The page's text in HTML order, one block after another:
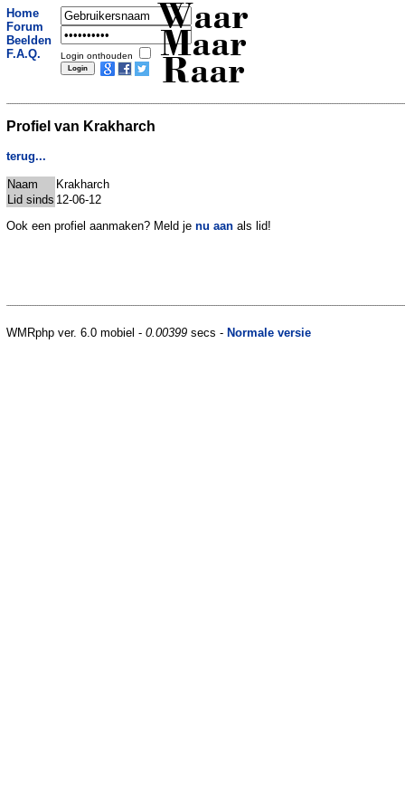
Home
Forum
Beelden
F.A.Q.
Login onthouden
Waar
Maar
Raar
Profiel van Krakharch
terug...
Naam
Krakharch
Lid sinds 12-06-12
Ook een profiel aanmaken? Meld je nu aan als lid!
WMRphp ver. 6.0 mobiel - 0.00399 secs - Normale versie